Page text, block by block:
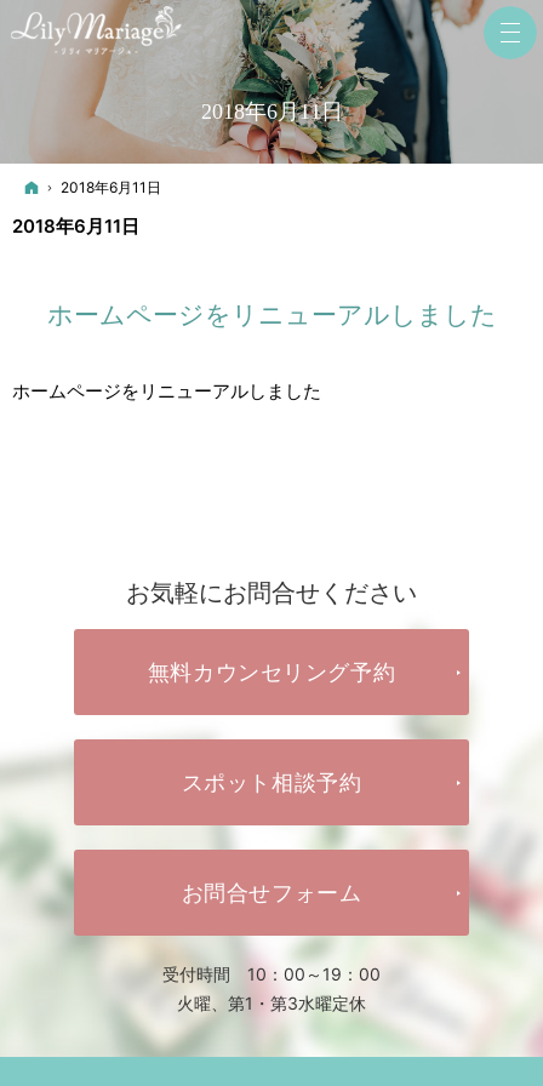
2018年6月11日
ホーム
2018年6月11日
2018年6月11日
ホームページをリニューアルしました
ホームページをリニューアルしました
お気軽にお問合せください
無料カウンセリング予約
スポット相談予約
お問合せフォーム
受付時間 10：00～19：00
火曜、第1・第3水曜定休